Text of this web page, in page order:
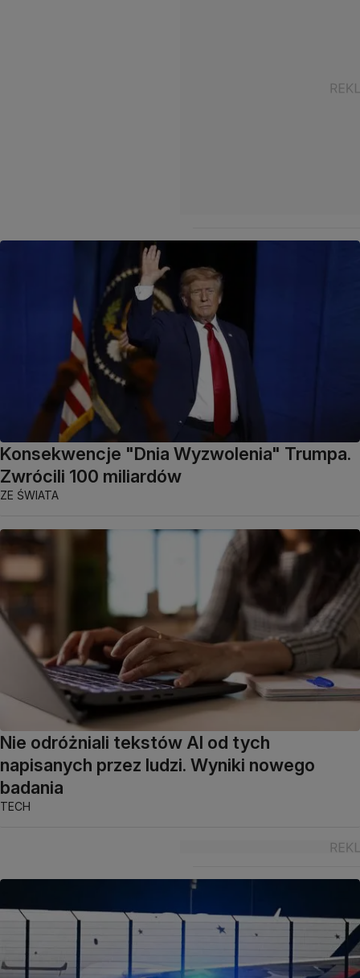
Konsekwencje "Dnia Wyzwolenia" Trumpa.
Zwrócili 100 miliardów
ZE ŚWIATA
Nie odróżniali tekstów AI od tych
napisanych przez ludzi. Wyniki nowego
badania
TECH